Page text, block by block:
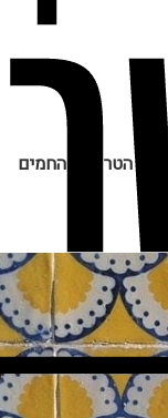
//הטרנדים החמים